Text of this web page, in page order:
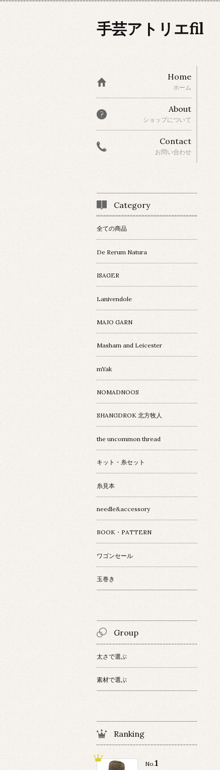
手芸アトリエfil
Home
ホーム
About
ショップについて
Contact
お問い合わせ
Category
全ての商品
De Rerum Natura
ISAGER
Lanivendole
MAJO GARN
Masham and Leicester
mYak
NOMADNOOS
SHANGDROK 北方牧人
the uncommon thread
キット・糸セット
糸見本
needle&accessory
BOOK・PATTERN
ワゴンセール
玉巻き
Group
太さで選ぶ
素材で選ぶ
Ranking
No.1